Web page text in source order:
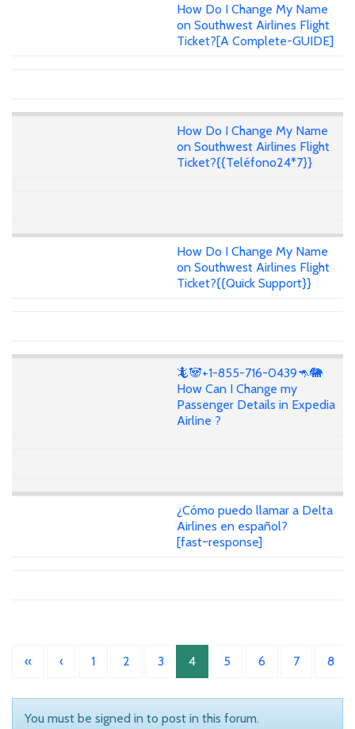
How Do I Change My Name
on Southwest Airlines Flight
Ticket?[A Complete-GUIDE]
How Do I Change My Name
on Southwest Airlines Flight
Ticket?{{Teléfono24*7}}
How Do I Change My Name
on Southwest Airlines Flight
Ticket?{{Quick Support}}
🦎🐼+1-855-716-0439🦘🐘
How Can I Change my
Passenger Details in Expedia
Airline ?
¿Cómo puedo llamar a Delta
Airlines en español?
[fast~response]
« ‹ 1 2 3 4 5 6 7 8
You must be signed in to post in this forum.